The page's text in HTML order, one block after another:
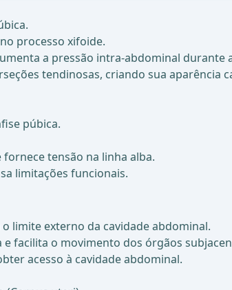
processo xifoide.
a pressão intra-abdominal
tendinosas, criando sua
púbica.
tensão na linha alba.
limitações funcionais.
limite externo da cavidade abdominal.
facilita o movimento dos órgãos
acesso à cavidade abdominal.